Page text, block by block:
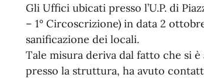
Gli Uffici ubicati presso l’U.P. di
– 1° Circoscrizione) in data 2
sanificazione dei locali.
Tale misura deriva dal fatto che si
presso la struttura, ha avuto